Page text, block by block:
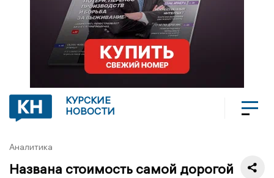
КУРСКИЕ
НОВОСТИ
Аналитика
Названа стоимость самой дорогой